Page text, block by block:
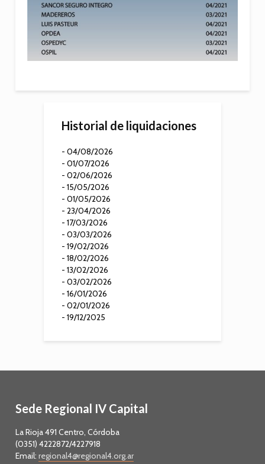
Historial de liquidaciones
- 04/08/2026
- 01/07/2026
- 02/06/2026
- 15/05/2026
- 01/05/2026
- 23/04/2026
- 17/03/2026
- 03/03/2026
- 19/02/2026
- 18/02/2026
- 13/02/2026
- 03/02/2026
- 16/01/2026
- 02/01/2026
- 19/12/2025
Sede Regional IV Capital
La Rioja 491 Centro, Córdoba
(0351) 4222872/4227918
Email:regional4@regional4.org.ar